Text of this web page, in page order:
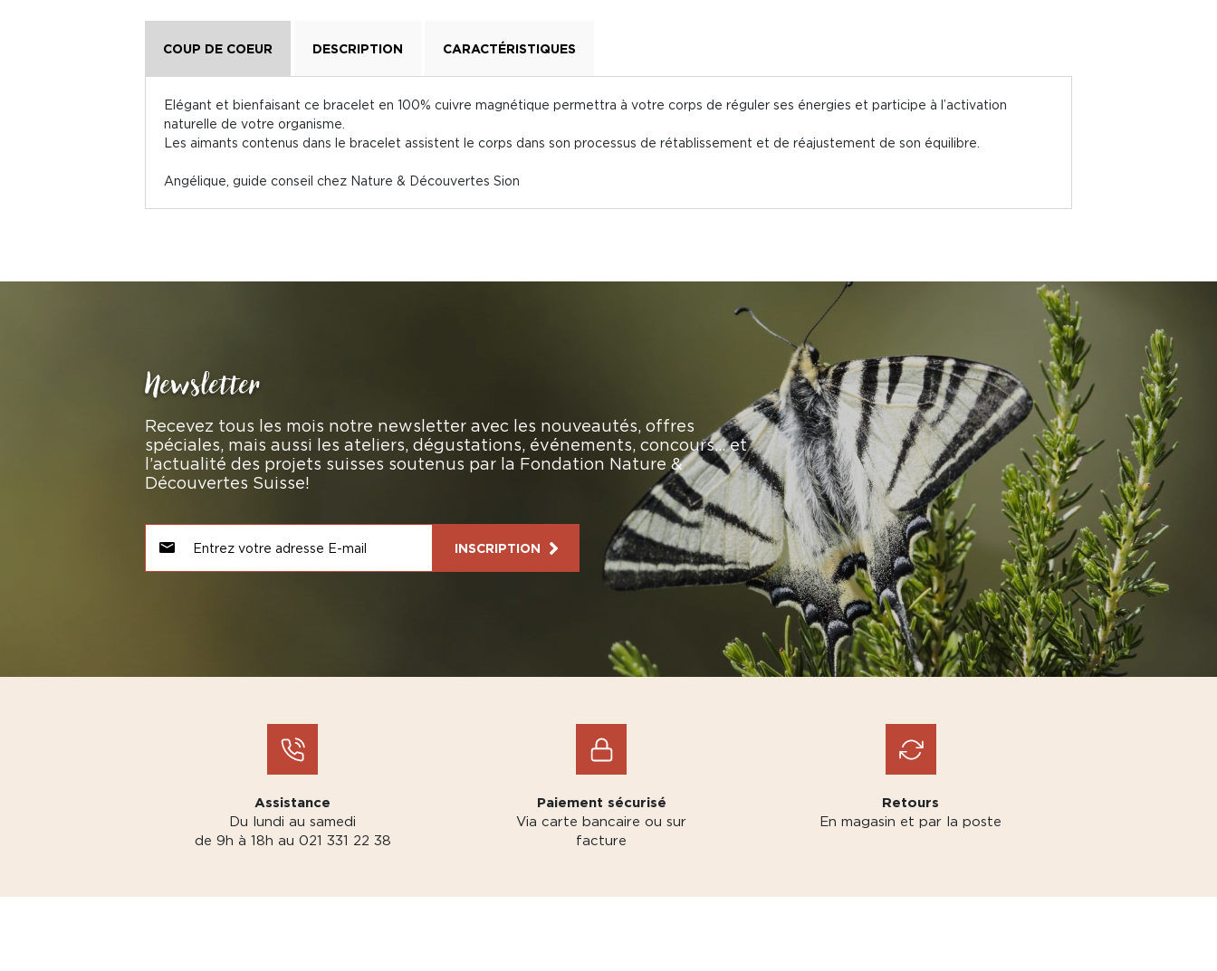
COUP DE COEUR DESCRIPTION CARACTÉRISTIQUES
Elégant et bienfaisant ce bracelet en 100% cuivre magnétique permettra à votre corps de réguler ses énergies et participe à l’activation
naturelle de votre organisme.
Les aimants contenus dans le bracelet assistent le corps dans son processus de rétablissement et de réajustement de son équilibre.
Angélique, guide conseil chez Nature & Découvertes Sion
Newsletter
Recevez tous les mois notre newsletter avec les nouveautés, offres
spéciales, mais aussi les ateliers, dégustations, événements, concours… et
l’actualité des projets suisses soutenus par la Fondation Nature &
Découvertes Suisse!
INSCRIPTION
Assistance
Du lundi au samedi
de 9h à 18h au 021 331 22 38
Paiement sécurisé
Via carte bancaire ou sur
facture
Retours
En magasin et par la poste